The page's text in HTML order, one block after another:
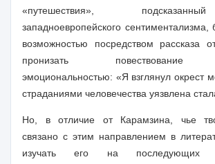
«путешествия»,
западноевропейского сентиментализма,
возможностью посредством рассказа
пронизать повествование
эмоциональностью: «Я взглянул окрест
страданиями человечества уязвлена
Но, в отличие от Карамзина, чье
связано с этим направлением в
изучать его на последующих